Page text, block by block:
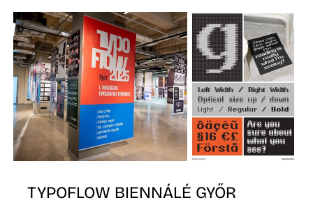
TYPOFLOW BIENNÁLÉ GYŐR